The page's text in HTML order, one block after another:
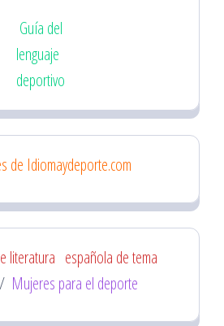
Guía del
lenguaje
deportivo
de Idiomaydeporte.com
literatura española de tema
/ Mujeres para el deporte